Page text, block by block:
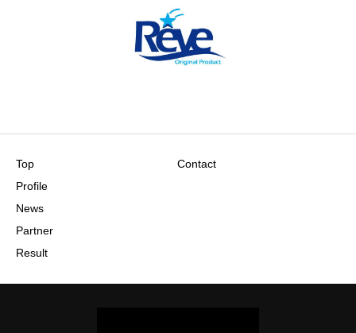
Top
Profile
News
Partner
Result
Contact